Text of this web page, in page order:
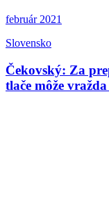
február 2021
Slovensko
Čekovský: Za
tlače môže